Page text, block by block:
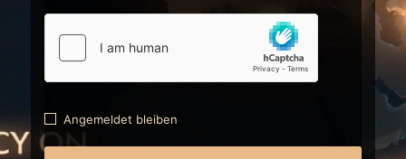
Angemeldet bleiben